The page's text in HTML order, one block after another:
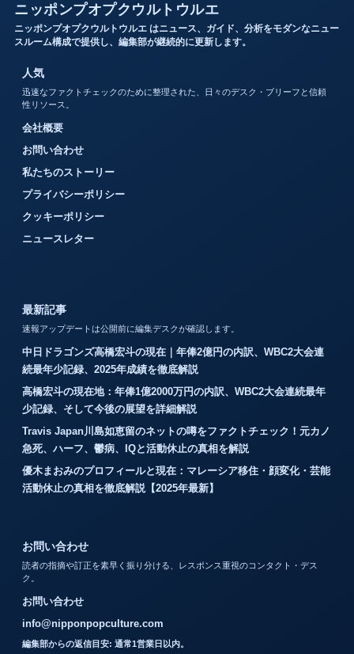
ニッポンプオプクウルトウルエ
ニッポンプオプクウルトウルエ はニュース、ガイド、分析をモダンなニュー
スルーム構成で提供し、編集部が継続的に更新します。
人気
迅速なファクトチェックのために整理された、日々のデスク・ブリーフと信頼
性リソース。
会社概要
お問い合わせ
私たちのストーリー
プライバシーポリシー
クッキーポリシー
ニュースレター
最新記事
速報アップデートは公開前に編集デスクが確認します。
中日ドラゴンズ高橋宏斗の現在｜年俸2億円の内訳、WBC2大会連
続最年少記録、2025年成績を徹底解説
高橋宏斗の現在地：年俸1億2000万円の内訳、WBC2大会連続最年
少記録、そして今後の展望を詳細解説
Travis Japan川島如恵留のネットの噂をファクトチェック！元カノ
急死、ハーフ、鬱病、IQと活動休止の真相を解説
優木まおみのプロフィールと現在：マレーシア移住・顔変化・芸能
活動休止の真相を徹底解説【2025年最新】
お問い合わせ
読者の指摘や訂正を素早く振り分ける、レスポンス重視のコンタクト・デス
ク。
お問い合わせ
info@nipponpopculture.com
編集部からの返信目安: 通常1営業日以内。